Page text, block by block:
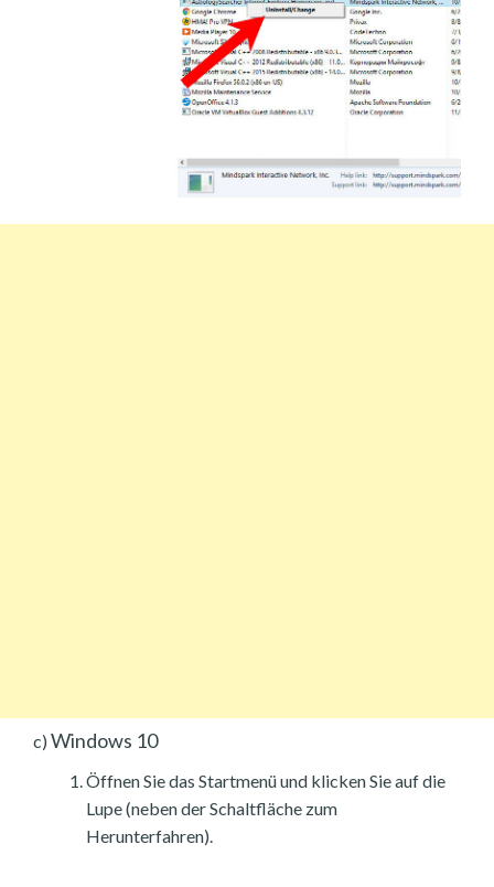
c) Windows 10
Öffnen Sie das Startmenü und klicken Sie auf die
Lupe (neben der Schaltfläche zum
Herunterfahren).